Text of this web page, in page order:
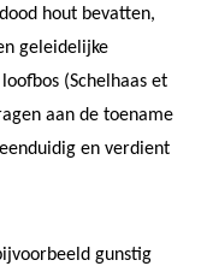
hout bevatten,
geleidelijke
(Schelhaas et
aan de toename
en verdient
gunstig